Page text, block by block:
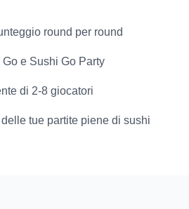
round per round
e Sushi Go Party
di 2-8 giocatori
tue partite piene di sushi